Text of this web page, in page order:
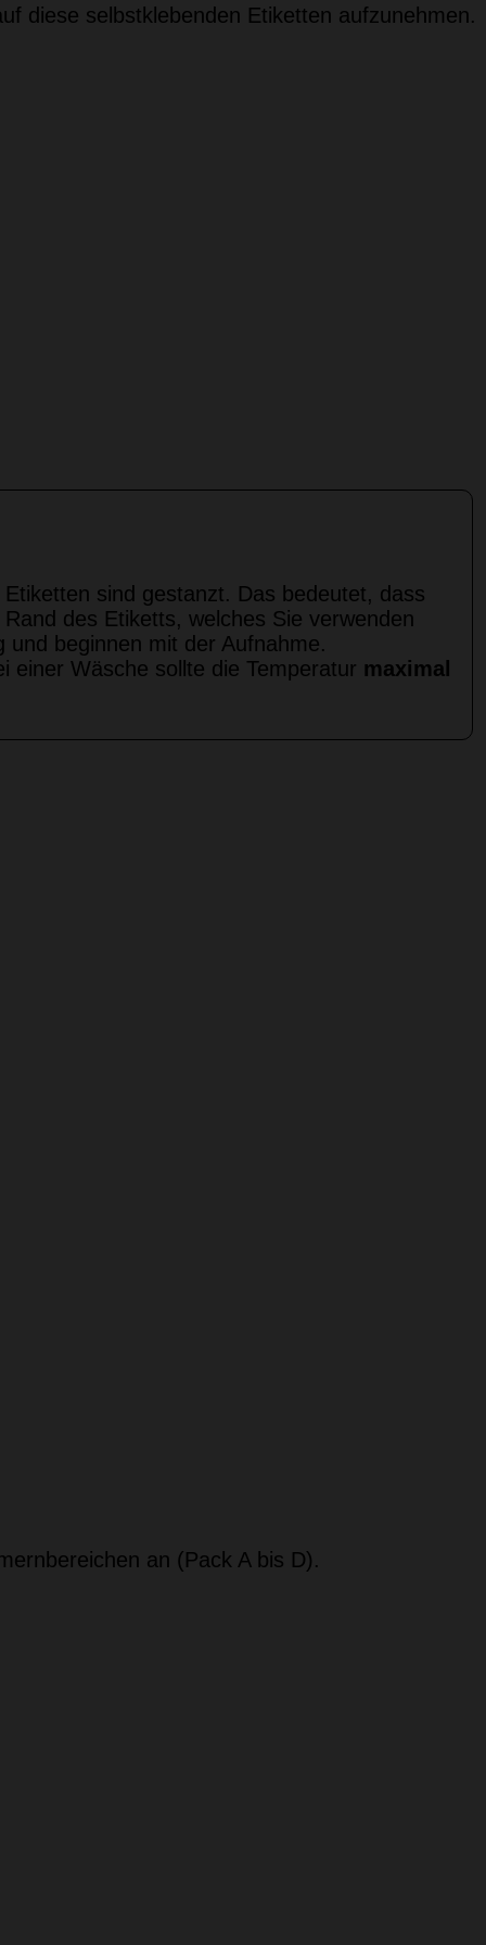
diese selbstklebenden Etiketten aufzunehmen.
sind gestanzt. Das bedeutet, dass
des Etiketts, welches Sie verwenden
beginnen mit der Aufnahme.
einer Wäsche sollte die Temperatur maximal
an (Pack A bis D).